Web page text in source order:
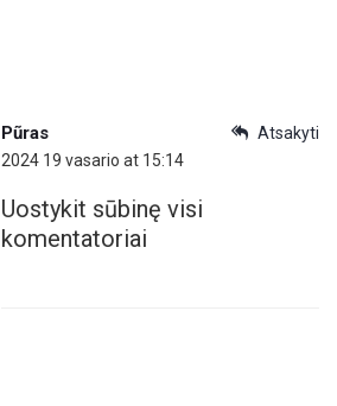
Atsakyti
Pũras
2024 19 vasario at 15:14
Uostykit sūbinę visi
komentatoriai